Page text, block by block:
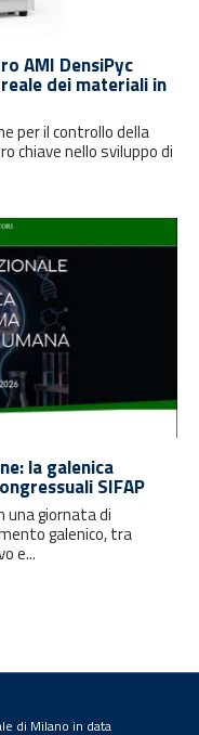
AMI DensiPyc
dei materiali in
per il controllo della
chiave nello sviluppo di
la galenica
SIFAP
una giornata di
galenico, tra
e...
di Milano in data